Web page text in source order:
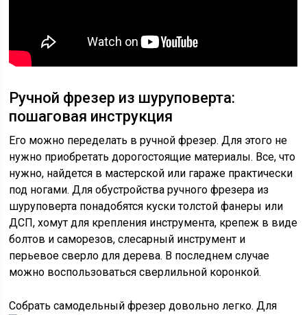
Ручной фрезер из шуруповерта:
пошаговая инструкция
Его можно переделать в ручной фрезер. Для этого не
нужно приобретать дорогостоящие материалы. Все, что
нужно, найдется в мастерской или гараже практически
под ногами. Для обустройства ручного фрезера из
шуруповерта понадобятся куски толстой фанеры или
ДСП, хомут для крепления инструмента, крепеж в виде
болтов и саморезов, слесарный инструмент и
перьевое сверло для дерева. В последнем случае
можно воспользоваться сверлильной коронкой.
Собрать самодельный фрезер довольно легко. Для